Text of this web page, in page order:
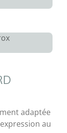
adaptée
au